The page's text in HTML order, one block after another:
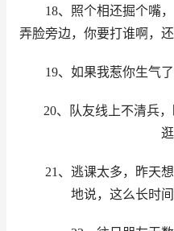
18、照个相还掘个嘴
弄脸旁边，你要打谁啊，
19、如果我惹你生气
20、队友线上不清兵
21、逃课太多，昨天
地说，这么长时